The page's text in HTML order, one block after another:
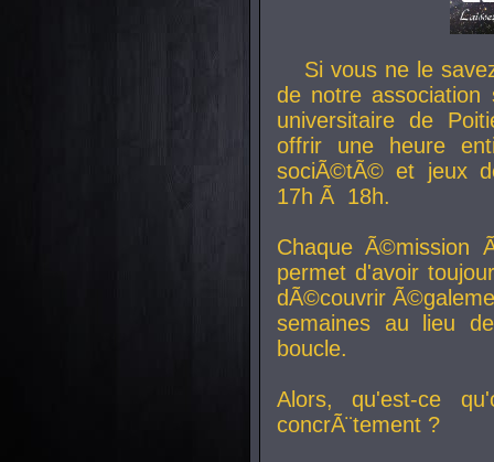
Si vous ne le
de notre
universitaire de
offrir une heure
sociÃ©tÃ© et jeux
17h Ã 18h.
Chaque Ã©mission
permet d'avoir
dÃ©couvrir
semaines au lieu
boucle.
Alors, qu'est-ce
concrÃ¨tement ?